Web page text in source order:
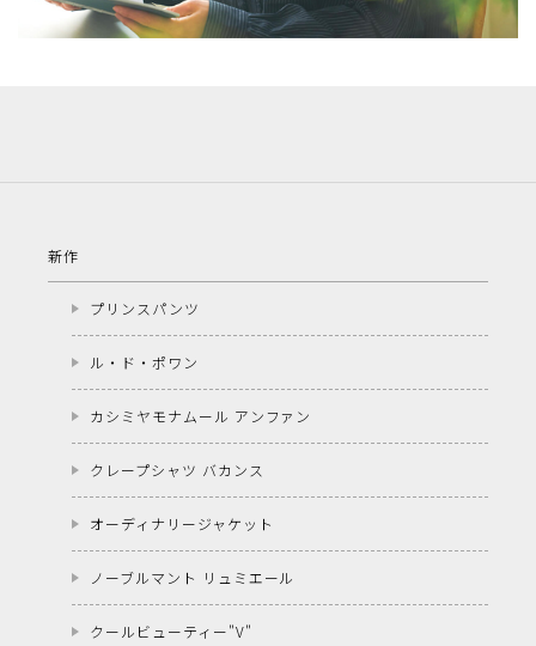
新作
プリンスパンツ
ル・ド・ポワン
カシミヤモナムール アンファン
クレープシャツ バカンス
オーディナリージャケット
ノーブルマント リュミエール
クールビューティー"V"